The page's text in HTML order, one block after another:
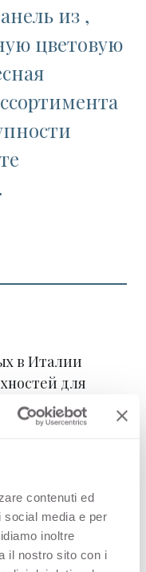
contenuti ed
social media e per
inoltre
il nostro sito con i
из ,
цветовую
в Италии
для
с